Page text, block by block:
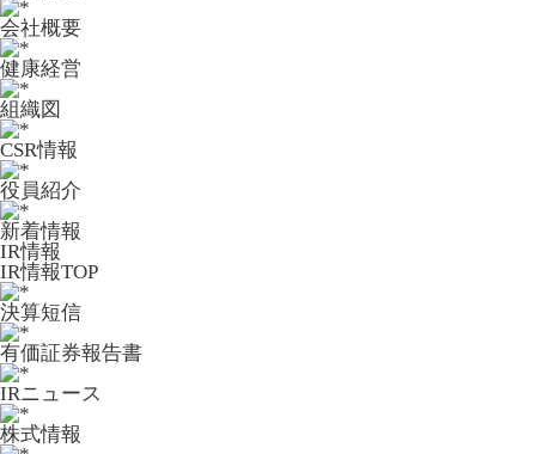
会社概要
健康経営
組織図
CSR情報
役員紹介
新着情報
IR情報
IR情報TOP
決算短信
有価証券報告書
IRニュース
株式情報